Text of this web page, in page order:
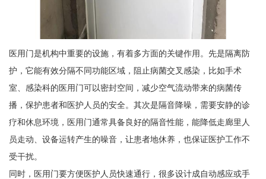
医用门是机构中重要的设施，有着多方面的关键作用。先是隔离防
护，它能有效分隔不同功能区域，阻止病菌交叉感染，比如手术
室、感染科的医用门可以密封空间，减少空气流动带来的病菌传
播，保护患者和医护人员的安全。其次是隔音降噪，需要安静的诊
疗和休息环境，医用门通常具备良好的隔音性能，能降低走廊里人
员走动、设备运转产生的噪音，让患者地休养，也保证医护工作不
受干扰。
同时，医用门要方便医护人员快速通行，很多设计成自动感应或手